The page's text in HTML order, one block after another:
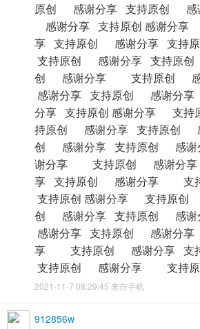
原创 感谢分享 支持原创
感谢分享 支持原创 感谢分
享 支持原创 感谢分享 支
支持原创 感谢分享 支持原
创 感谢分享 支持原创 感
感谢分享 支持原创 感谢
分享 支持原创 感谢分享 支
持原创 感谢分享 支持原创
创 感谢分享 支持原创 感
谢分享 支持原创 感谢分享
享 支持原创 感谢分享 支
支持原创 感谢分享 支持原
创 感谢分享 支持原创 感
感谢分享 支持原创 感谢分
享 支持原创 感谢分享 支
支持原创 感谢分享 支持原
2021-11-7 08:29:45 来自手机
912856w